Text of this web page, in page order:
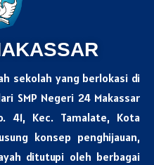
sekolah yang berlokasi di
SMP Negeri 24 Makassar
41, Kec. Tamalate, Kota
konsep penghijauan,
ditutupi oleh berbagai